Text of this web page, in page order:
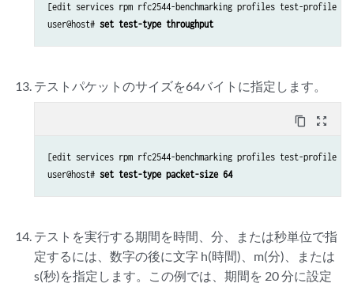
[edit services rpm rfc2544-benchmarking profiles test-profile
user@host# set test-type throughput
テストパケットのサイズを64バイトに指定します。
content_copy zoom_out_map
[edit services rpm rfc2544-benchmarking profiles test-profile
user@host# set test-type packet-size 64
テストを実行する期間を時間、分、または秒単位で指
定するには、数字の後に文字 h(時間)、m(分)、または
s(秒)を指定します。この例では、期間を 20 分に設定